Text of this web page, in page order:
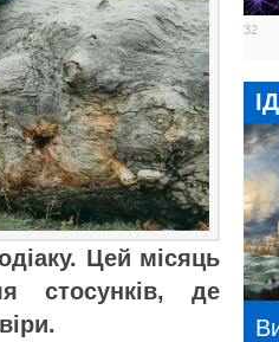
Цей місяць
стосунків, де
32